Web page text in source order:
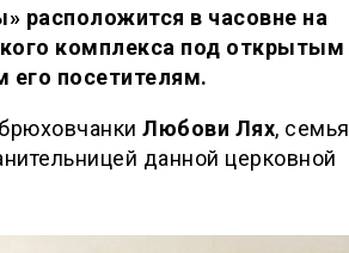
расположится в часовне на
комплекса под открытым
его посетителям.
Любови Лях, семья
данной церковной